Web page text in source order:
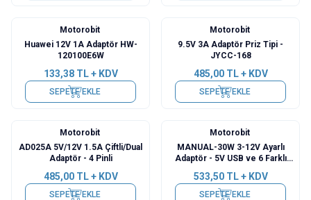
Motorobit
Huawei 12V 1A Adaptör HW-
120100E6W
133,38TL + KDV
SEPETE EKLE
Motorobit
9.5V 3A Adaptör Priz Tipi -
JYCC-168
485,00TL + KDV
SEPETE EKLE
Motorobit
AD025A 5V/12V 1.5A Çiftli/Dual
Adaptör - 4 Pinli
485,00TL + KDV
SEPETE EKLE
Motorobit
MANUAL-30W 3-12V Ayarlı
Adaptör - 5V USB ve 6 Farklı
533,50TL + KDV
SEPETE EKLE